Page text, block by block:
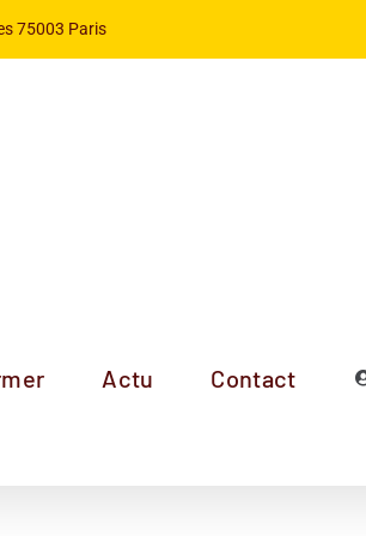
75003 Paris
Actu Contact